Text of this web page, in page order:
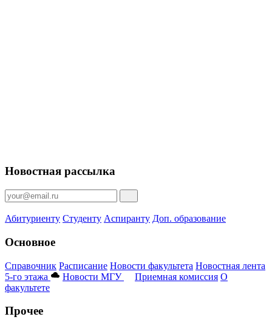
Новостная рассылка
Абитуриенту Студенту Аспиранту Доп. образование
Основное
Справочник Расписание Новости факультета Новостная лента
5-го этажа
Новости МГУ Приемная комиссия О
факультете
Прочее